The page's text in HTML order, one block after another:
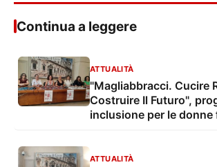
Continua a leggere
ATTUALITÀ
"Magliabbracci. Cucire
Costruire Il Futuro",
inclusione per le donne
ATTUALITÀ